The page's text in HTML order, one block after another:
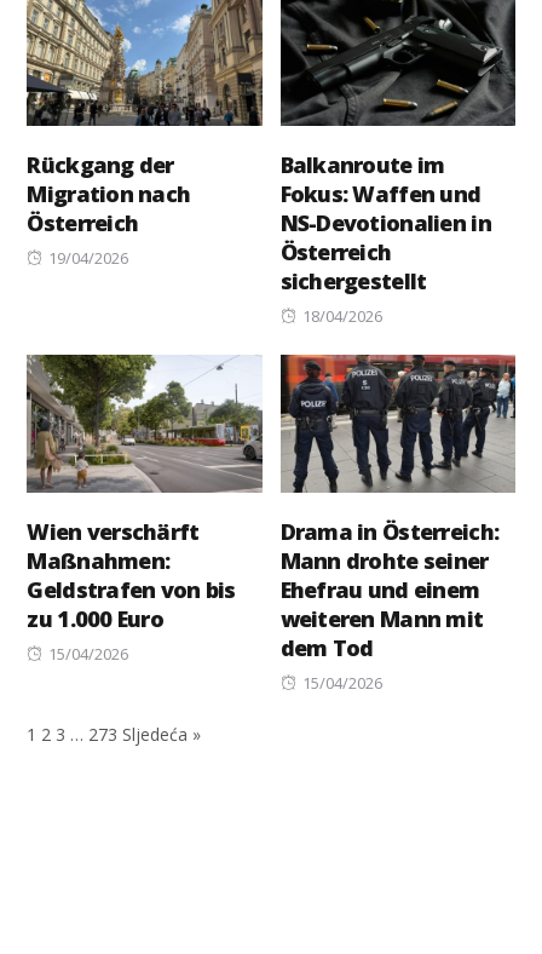
Rückgang der
Migration nach
Österreich
Posted
19/04/2026
Balkanroute im
Fokus: Waffen und
NS-Devotionalien in
Österreich
sichergestellt
Posted
18/04/2026
Wien verschärft
Maßnahmen:
Geldstrafen von bis
zu 1.000 Euro
Posted
15/04/2026
Drama in Österreich:
Mann drohte seiner
Ehefrau und einem
weiteren Mann mit
dem Tod
Posted
15/04/2026
1 2 3 … 273 Sljedeća »